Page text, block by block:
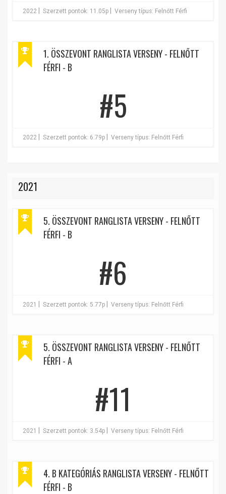
2022 Szerzett pontok: 11.05p Verseny típus: Felnőtt Férfi
1. ÖSSZEVONT RANGLISTA VERSENY - FELNŐTT
FÉRFI - B
#5
2022 Szerzett pontok: 6.79p Verseny típus: Felnőtt Férfi
2021
5. ÖSSZEVONT RANGLISTA VERSENY - FELNŐTT
FÉRFI - B
#6
2021 Szerzett pontok: 5.77p Verseny típus: Felnőtt Férfi
5. ÖSSZEVONT RANGLISTA VERSENY - FELNŐTT
FÉRFI - A
#11
2021 Szerzett pontok: 3.54p Verseny típus: Felnőtt Férfi
4. B KATEGÓRIÁS RANGLISTA VERSENY - FELNŐTT
FÉRFI - B